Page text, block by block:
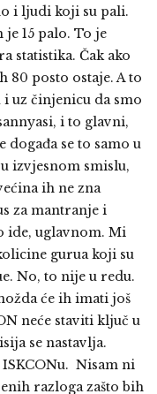
i ljudi koji su pali.
15 palo. To je
statistika. Čak ako
80 posto ostaje. A to
uz činjenicu da smo
i to glavni,
se to samo u
izvjesnom smislu,
ih ne zna
za mantranje i
uglavnom. Mi
gurua koji su
No, to nije u redu.
će ih imati još
neće staviti ključ u
se nastavlja.
Nisam ni
razloga zašto bih